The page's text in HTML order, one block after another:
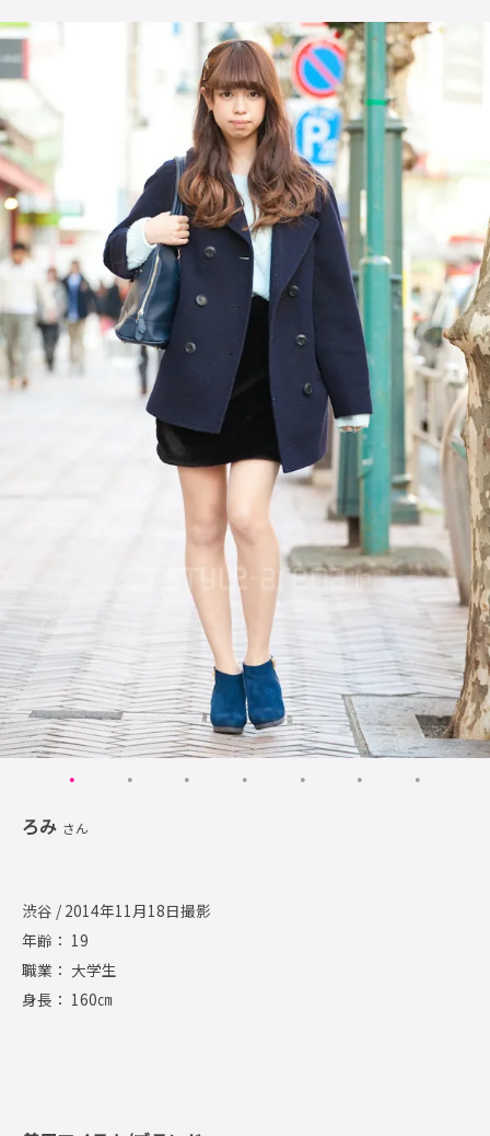
ろみ さん
渋谷 / 2014年11月18日撮影
年齢： 19
職業： 大学生
身長： 160㎝